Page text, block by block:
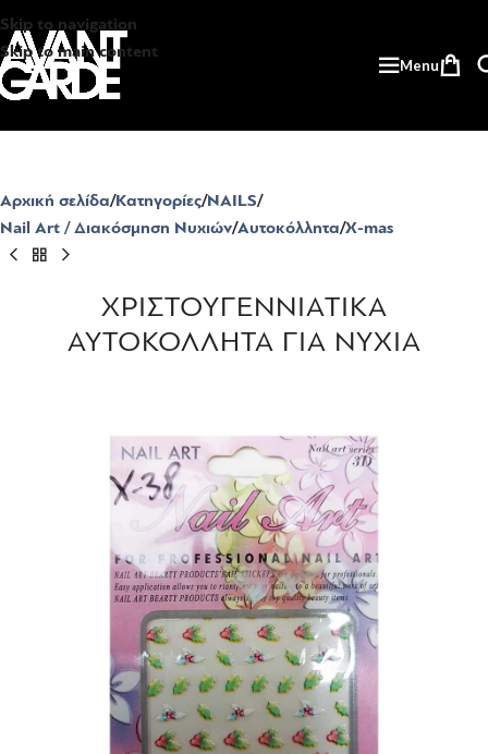
Skip to navigation
Skip to main content
Menu
Αρχική σελίδα Κατηγορίες NAILS
Nail Art / Διακόσμηση Νυχιών Αυτοκόλλητα X-mas
ΧΡΙΣΤΟΥΓΕΝΝΙΑΤΙΚΑ
ΑΥΤΟΚΟΛΛΗΤΑ ΓΙΑ ΝΥΧΙΑ